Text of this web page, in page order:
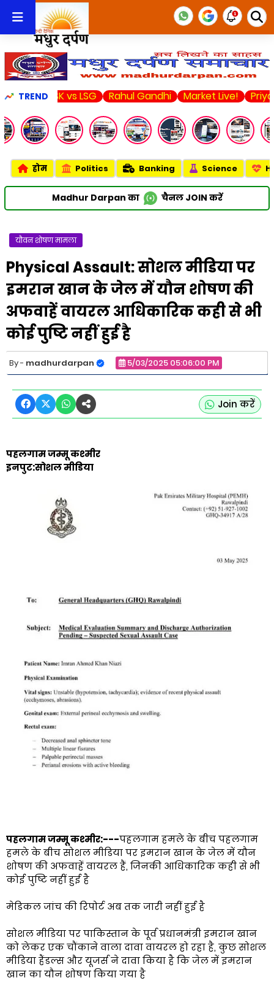
TREND
CSK vs LSG Rahul Gandhi Market Live! Priyanka
होम Politics Banking Science
Madhur Darpan का चैनल JOIN करें
यौवन शोषण मामला
Physical Assault: सोशल मीडिया पर
इमरान खान के जेल में यौन शोषण की
अफवाहें वायरल आधिकारिक कही से भी
कोई पुष्टि नहीं हुई है
madhurdarpan 5/03/2025 05:06:00 PM
Join करें
पहलगाम जम्मू कश्मीर
इनपुट:सोशल मीडिया
पहलगाम जम्मू कश्मीर:---पहलगाम हमले के बीच पहलगाम
हमले के बीच सोशल मीडिया पर इमरान खान के जेल में यौन
शोषण की अफवाहें वायरल हैं, जिनकी आधिकारिक कही से भी
कोई पुष्टि नहीं हुई है
मेडिकल जांच की रिपोर्ट अब तक जारी नहीं हुई है
सोशल मीडिया पर पाकिस्तान के पूर्व प्रधानमंत्री इमरान खान
को लेकर एक चौंकाने वाला दावा वायरल हो रहा है, कुछ सोशल
मीडिया हैंडल्स और यूजर्स ने दावा किया है कि जेल में इमरान
खान का यौन शोषण किया गया है